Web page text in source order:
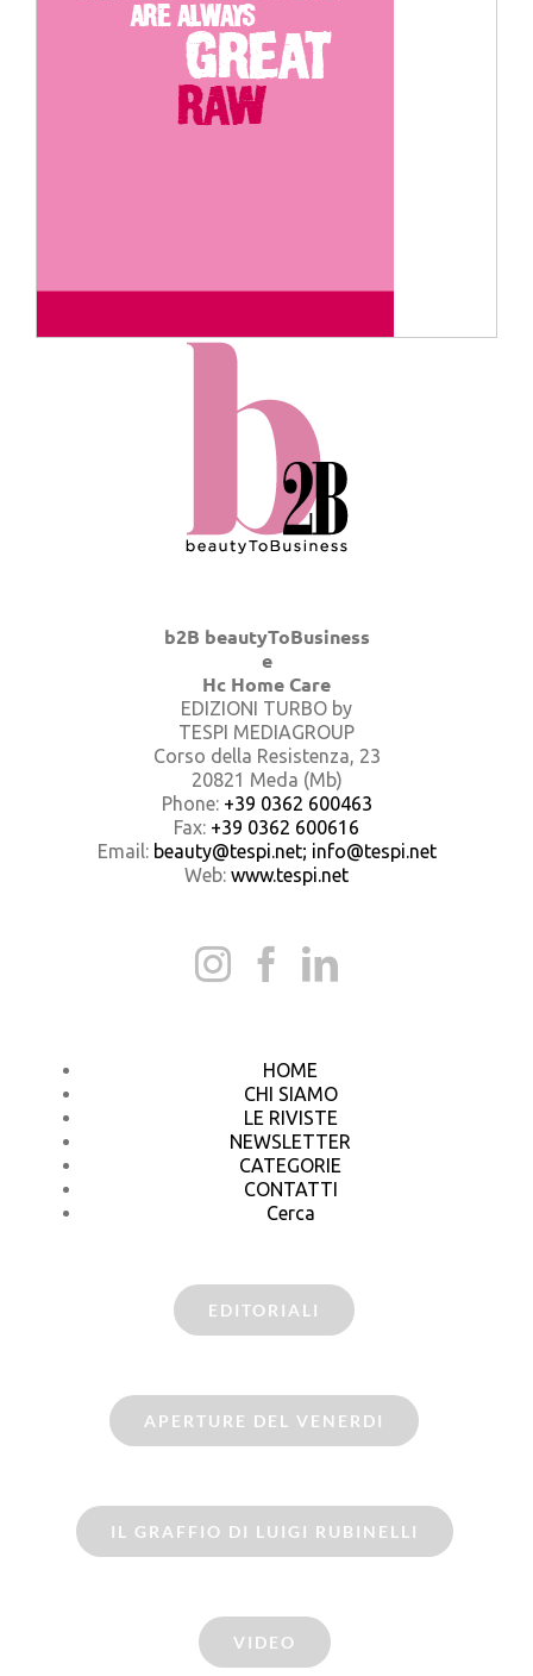
b2B beautyToBusiness
e
Hc Home Care
EDIZIONI TURBO by
TESPI MEDIAGROUP
Corso della Resistenza, 23
20821 Meda (Mb)
Phone: +39 0362 600463
Fax: +39 0362 600616
Email: beauty@tespi.net; info@tespi.net
Web: www.tespi.net
HOME
CHI SIAMO
LE RIVISTE
NEWSLETTER
CATEGORIE
CONTATTI
Cerca
EDITORIALI
APERTURE DEL VENERDI
IL GRAFFIO DI LUIGI RUBINELLI
VIDEO